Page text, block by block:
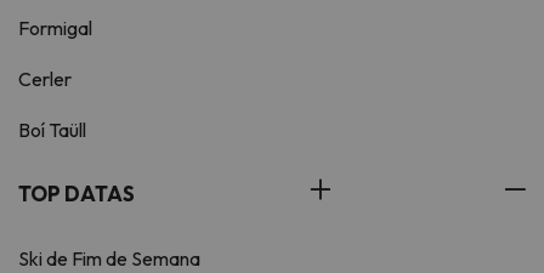
Formigal
Cerler
Boí Taüll
TOP DATAS
Ski de Fim de Semana